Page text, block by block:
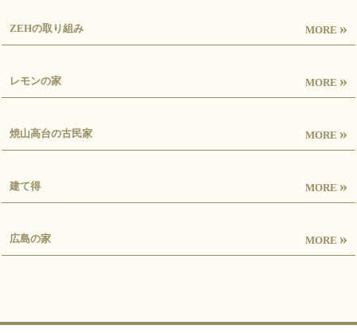
ZEHの取り組み MORE »
レモンの家 MORE »
焼山高台の古民家 MORE »
建て得 MORE »
広島の家 MORE »